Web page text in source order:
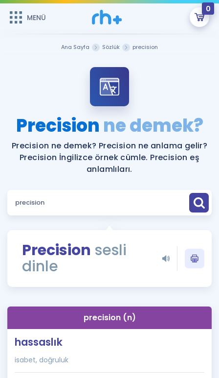
MENÜ
0
ÜYE DEĞİLİM
Sepetin Şu An Boş.
Remzi Hoca ile seni sınava hazırlayacak onlarca eğitim seni
bekliyor!
MENÜ
Faydalı Araçlar
Sözlük
Rehberlik Aracı
ÖSYM Sınav Takvimi
İngilizce Gramer
Hakkımızda
Ana Sayfa Sözlük precision
Precision ne demek?
Precision ne demek? Precision ne anlama gelir?
Precision İngilizce örnek cümle. Precision eş
anlamlıları.
Precision sesli
dinle
precision (n)
hassaslık
isabet, doğruluk